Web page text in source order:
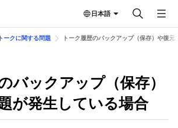
日本語
トークに関する問題 トーク履歴のバックアップ（保存）や復
バックアップ（保存）
が発生している場合